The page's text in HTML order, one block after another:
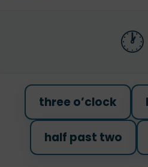
🕐
three o’clock
half past two